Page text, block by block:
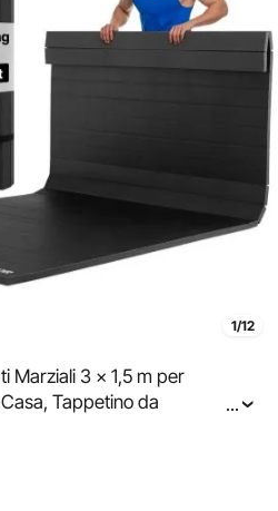
1/12
Marziali 3 x 1,5 m per
Tappetino da
e Arrotolabile, Materassino
...